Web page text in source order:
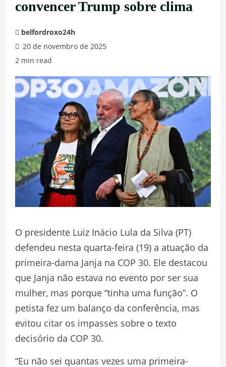
convencer Trump sobre clima
belfordroxo24h
20 de novembro de 2025
2 min read
O presidente Luiz Inácio Lula da Silva (PT)
defendeu nesta quarta-feira (19) a atuação da
primeira-dama Janja na COP 30. Ele destacou
que Janja não estava no evento por ser sua
mulher, mas porque “tinha uma função”. O
petista fez um balanço da conferência, mas
evitou citar os impasses sobre o texto
decisório da COP 30.
“Eu não sei quantas vezes uma primeira-